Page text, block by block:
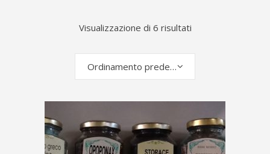
Visualizzazione di 6 risultati
Ordinamento predefinito